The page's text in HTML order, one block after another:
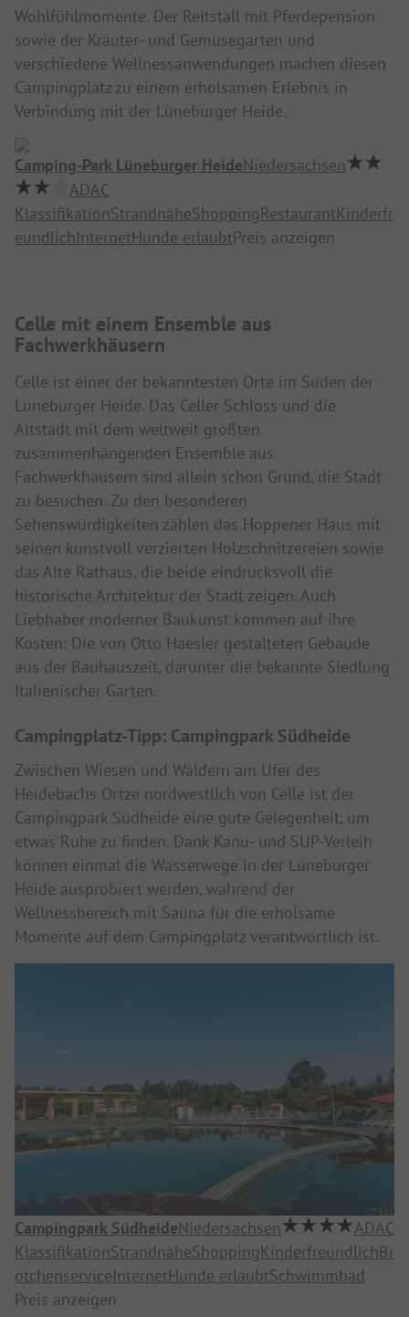
Wohlfühlmomente. Der Reitstall mit Pferdepension
sowie der Kräuter- und Gemüsegarten und
verschiedene Wellnessanwendungen machen diesen
Campingplatz zu einem erholsamen Erlebnis in
Verbindung mit der Lüneburger Heide.
Camping-Park Lüneburger HeideNiedersachsen
ADAC
KlassifikationStrandnäheShoppingRestaurantKinderfr
eundlichInternetHunde erlaubtPreis anzeigen
Celle mit einem Ensemble aus
Fachwerkhäusern
Celle ist einer der bekanntesten Orte im Süden der
Lüneburger Heide. Das Celler Schloss und die
Altstadt mit dem weltweit größten
zusammenhängenden Ensemble aus
Fachwerkhäusern sind allein schon Grund, die Stadt
zu besuchen. Zu den besonderen
Sehenswürdigkeiten zählen das Hoppener Haus mit
seinen kunstvoll verzierten Holzschnitzereien sowie
das Alte Rathaus, die beide eindrucksvoll die
historische Architektur der Stadt zeigen. Auch
Liebhaber moderner Baukunst kommen auf ihre
Kosten: Die von Otto Haesler gestalteten Gebäude
aus der Bauhauszeit, darunter die bekannte Siedlung
Italienischer Garten.
Campingplatz-Tipp: Campingpark Südheide
Zwischen Wiesen und Wäldern am Ufer des
Heidebachs Örtze nordwestlich von Celle ist der
Campingpark Südheide eine gute Gelegenheit, um
etwas Ruhe zu finden. Dank Kanu- und SUP-Verleih
können einmal die Wasserwege in der Lüneburger
Heide ausprobiert werden, während der
Wellnessbereich mit Sauna für die erholsame
Momente auf dem Campingplatz verantwortlich ist.
Campingpark SüdheideNiedersachsen
ADAC
KlassifikationStrandnäheShoppingKinderfreundlichBr
ötchenserviceInternetHunde erlaubtSchwimmbad
Preis anzeigen